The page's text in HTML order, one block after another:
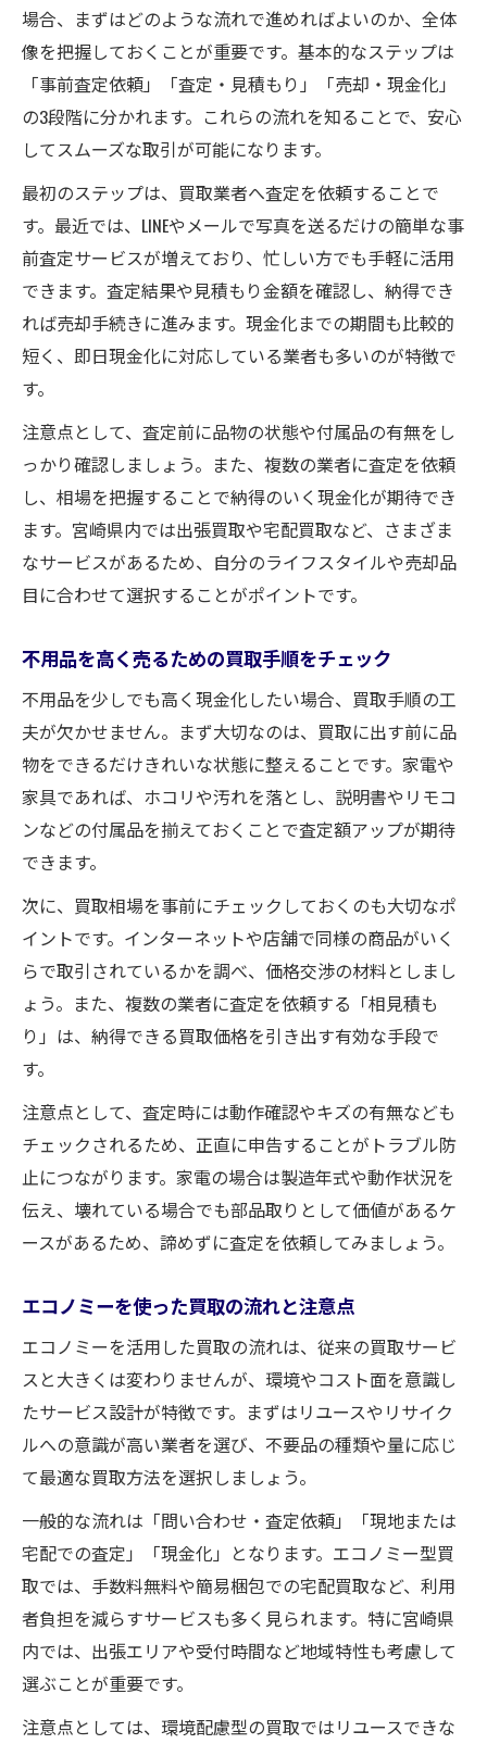
場合、まずはどのような流れで進めればよいのか、全体
像を把握しておくことが重要です。基本的なステップは
「事前査定依頼」「査定・見積もり」「売却・現金化」
の3段階に分かれます。これらの流れを知ることで、安心
してスムーズな取引が可能になります。
最初のステップは、買取業者へ査定を依頼することで
す。最近では、LINEやメールで写真を送るだけの簡単な事
前査定サービスが増えており、忙しい方でも手軽に活用
できます。査定結果や見積もり金額を確認し、納得でき
れば売却手続きに進みます。現金化までの期間も比較的
短く、即日現金化に対応している業者も多いのが特徴で
す。
注意点として、査定前に品物の状態や付属品の有無をし
っかり確認しましょう。また、複数の業者に査定を依頼
し、相場を把握することで納得のいく現金化が期待でき
ます。宮崎県内では出張買取や宅配買取など、さまざま
なサービスがあるため、自分のライフスタイルや売却品
目に合わせて選択することがポイントです。
不用品を高く売るための買取手順をチェック
不用品を少しでも高く現金化したい場合、買取手順の工
夫が欠かせません。まず大切なのは、買取に出す前に品
物をできるだけきれいな状態に整えることです。家電や
家具であれば、ホコリや汚れを落とし、説明書やリモコ
ンなどの付属品を揃えておくことで査定額アップが期待
できます。
次に、買取相場を事前にチェックしておくのも大切なポ
イントです。インターネットや店舗で同様の商品がいく
らで取引されているかを調べ、価格交渉の材料としまし
ょう。また、複数の業者に査定を依頼する「相見積も
り」は、納得できる買取価格を引き出す有効な手段で
す。
注意点として、査定時には動作確認やキズの有無なども
チェックされるため、正直に申告することがトラブル防
止につながります。家電の場合は製造年式や動作状況を
伝え、壊れている場合でも部品取りとして価値があるケ
ースがあるため、諦めずに査定を依頼してみましょう。
エコノミーを使った買取の流れと注意点
エコノミーを活用した買取の流れは、従来の買取サービ
スと大きくは変わりませんが、環境やコスト面を意識し
たサービス設計が特徴です。まずはリユースやリサイク
ルへの意識が高い業者を選び、不要品の種類や量に応じ
て最適な買取方法を選択しましょう。
一般的な流れは「問い合わせ・査定依頼」「現地または
宅配での査定」「現金化」となります。エコノミー型買
取では、手数料無料や簡易梱包での宅配買取など、利用
者負担を減らすサービスも多く見られます。特に宮崎県
内では、出張エリアや受付時間など地域特性も考慮して
選ぶことが重要です。
注意点としては、環境配慮型の買取ではリユースできな